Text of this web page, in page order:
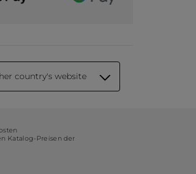
country's website
Katalog-Preisen der